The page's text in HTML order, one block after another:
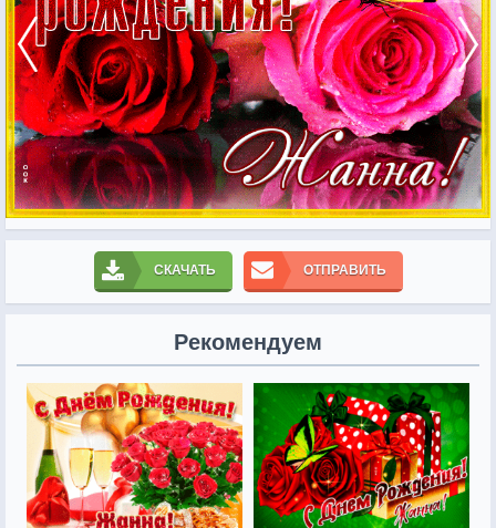
СКАЧАТЬ ОТПРАВИТЬ
Рекомендуем